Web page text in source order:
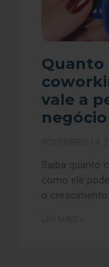
Quanto
vale a
negócio
Saiba quanto
como ele
o